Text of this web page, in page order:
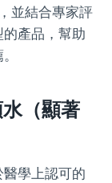
並結合專家評
產品，幫助
（顯著
學上認可的